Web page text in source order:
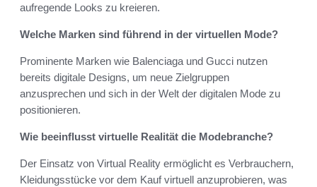
aufregende Looks zu kreieren.
Welche Marken sind führend in der virtuellen Mode?
Prominente Marken wie Balenciaga und Gucci nutzen
bereits digitale Designs, um neue Zielgruppen
anzusprechen und sich in der Welt der digitalen Mode zu
positionieren.
Wie beeinflusst virtuelle Realität die Modebranche?
Der Einsatz von Virtual Reality ermöglicht es Verbrauchern,
Kleidungsstücke vor dem Kauf virtuell anzuprobieren, was